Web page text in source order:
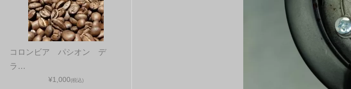
コロンビア パシオン デ
ラ…
¥1,000(税込)